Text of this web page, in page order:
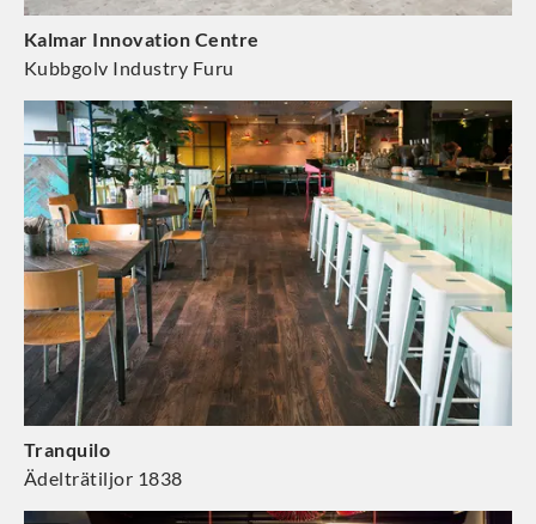
Kalmar Innovation Centre
Kubbgolv Industry Furu
Tranquilo
Ädelträtiljor 1838